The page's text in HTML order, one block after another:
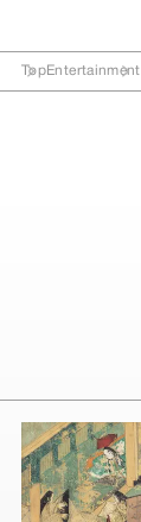
TopEntertainment